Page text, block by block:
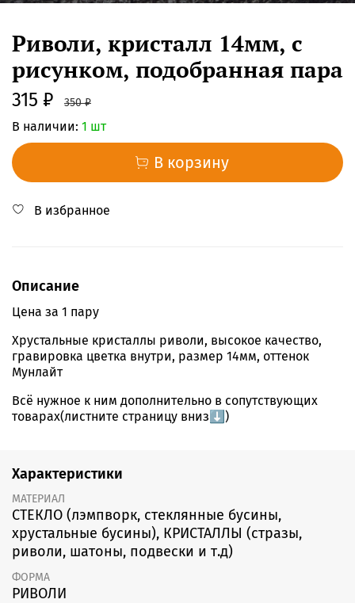
Риволи, кристалл 14мм, с
рисунком, подобранная пара
315 ₽ 350 ₽
В наличии: 1 шт
В корзину
В избранное
Описание
Цена за 1 пару
Хрустальные кристаллы риволи, высокое качество,
гравировка цветка внутри, размер 14мм, оттенок
Мунлайт
Всё нужное к ним дополнительно в сопутствующих
товарах(листните страницу вниз⬇️)
Характеристики
МАТЕРИАЛ
СТЕКЛО (лэмпворк, стеклянные бусины,
хрустальные бусины), КРИСТАЛЛЫ (стразы,
риволи, шатоны, подвески и т.д)
ФОРМА
РИВОЛИ